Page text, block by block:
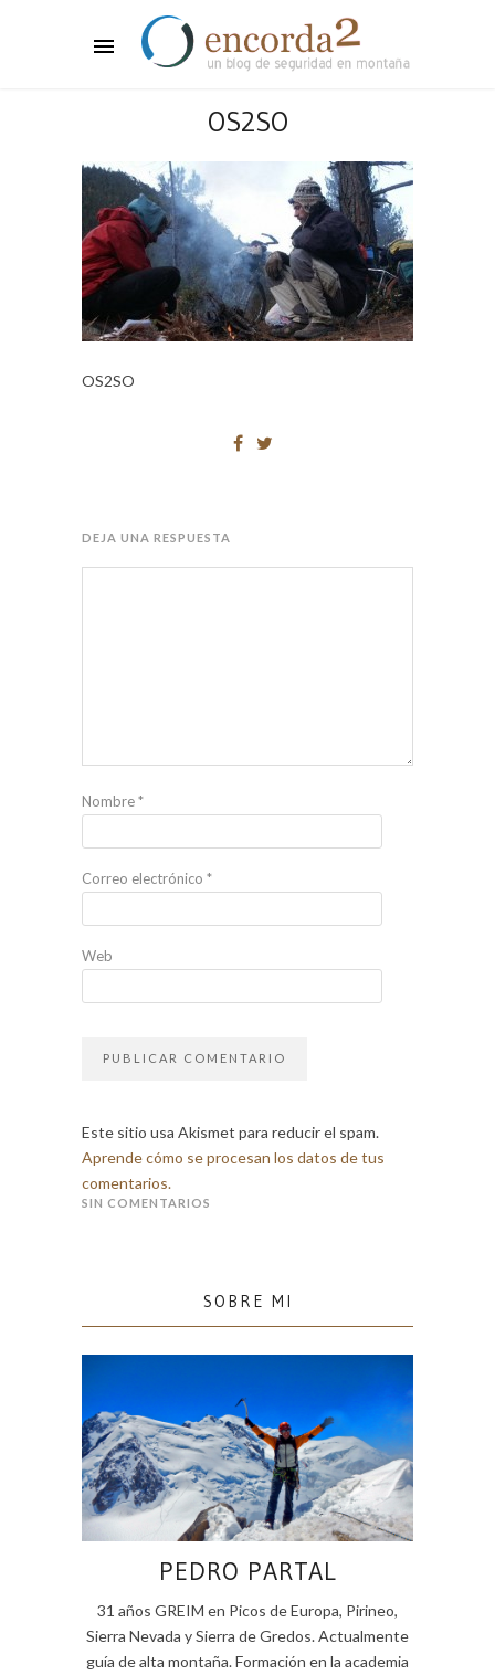
OS2SO
OS2SO
DEJA UNA RESPUESTA
Nombre*
Correo electrónico *
Web
Este sitio usa Akismet para reducir el spam.
Aprende cómo se procesan los datos de tus
comentarios.
SIN COMENTARIOS
SOBRE MI
PEDRO PARTAL
31 años GREIM en Picos de Europa, Pirineo,
Sierra Nevada y Sierra de Gredos. Actualmente
guía de alta montaña. Formación en la academia